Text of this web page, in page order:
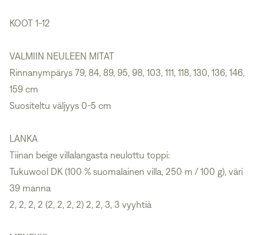
KOOT 1-12
VALMIIN NEULEEN MITAT
Rinnanympärys 79, 84, 89, 95, 98, 103, 111, 118, 130, 136, 146,
159 cm
Suositeltu väljyys 0-5 cm
LANKA
Tiinan beige villalangasta neulottu toppi:
Tukuwool DK (100 % suomalainen villa, 250 m / 100 g), väri
39 manna
2, 2, 2, 2 (2, 2, 2, 2) 2, 2, 3, 3 vyyhtiä